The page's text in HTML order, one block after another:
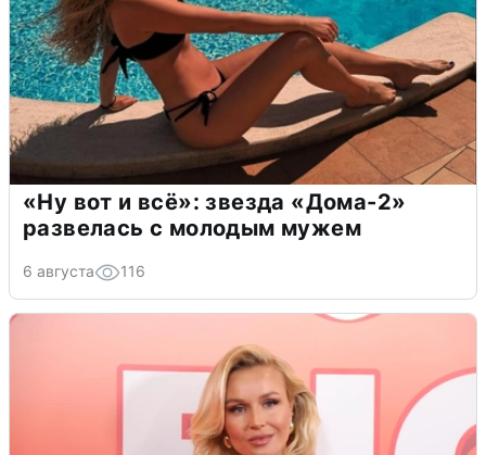
«Ну вот и всё»: звезда «Дома-2»
развелась с молодым мужем
6 августа 116